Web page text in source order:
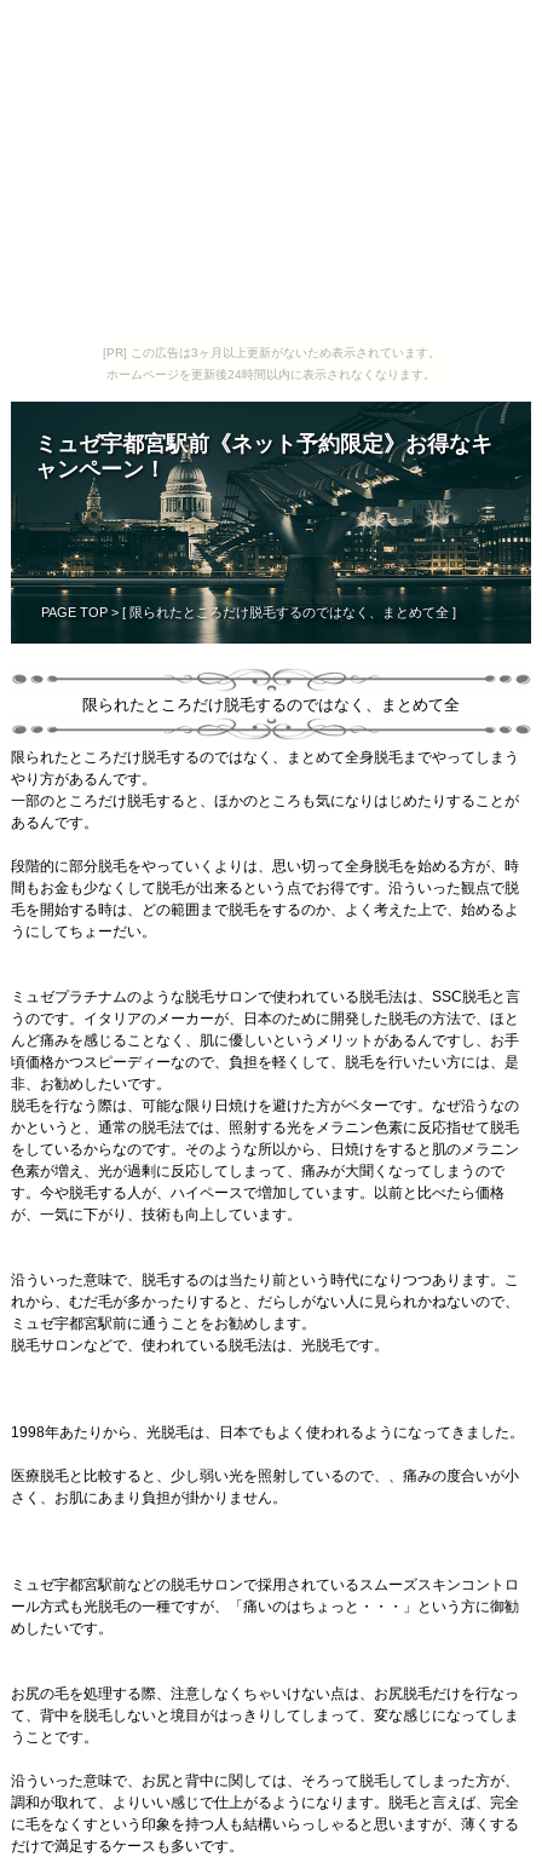
[PR] この広告は3ヶ月以上更新がないため表示されています。
ホームページを更新後24時間以内に表示されなくなります。
ミュゼ宇都宮駅前《ネット予約限定》お得なキ
ャンペーン！
PAGE TOP> [ 限られたところだけ脱毛するのではなく、まとめて全 ]
限られたところだけ脱毛するのではなく、まとめて全
限られたところだけ脱毛するのではなく、まとめて全身脱毛までやってしまう
やり方があるんです。
一部のところだけ脱毛すると、ほかのところも気になりはじめたりすることが
あるんです。
段階的に部分脱毛をやっていくよりは、思い切って全身脱毛を始める方が、時
間もお金も少なくして脱毛が出来るという点でお得です。沿ういった観点で脱
毛を開始する時は、どの範囲まで脱毛をするのか、よく考えた上で、始めるよ
うにしてちょーだい。
ミュゼプラチナムのような脱毛サロンで使われている脱毛法は、SSC脱毛と言
うのです。イタリアのメーカーが、日本のために開発した脱毛の方法で、ほと
んど痛みを感じることなく、肌に優しいというメリットがあるんですし、お手
頃価格かつスピーディーなので、負担を軽くして、脱毛を行いたい方には、是
非、お勧めしたいです。
脱毛を行なう際は、可能な限り日焼けを避けた方がベターです。なぜ沿うなの
かというと、通常の脱毛法では、照射する光をメラニン色素に反応指せて脱毛
をしているからなのです。そのような所以から、日焼けをすると肌のメラニン
色素が増え、光が過剰に反応してしまって、痛みが大聞くなってしまうので
す。今や脱毛する人が、ハイペースで増加しています。以前と比べたら価格
が、一気に下がり、技術も向上しています。
沿ういった意味で、脱毛するのは当たり前という時代になりつつあります。こ
れから、むだ毛が多かったりすると、だらしがない人に見られかねないので、
ミュゼ宇都宮駅前に通うことをお勧めします。
脱毛サロンなどで、使われている脱毛法は、光脱毛です。
1998年あたりから、光脱毛は、日本でもよく使われるようになってきました。
医療脱毛と比較すると、少し弱い光を照射しているので、、痛みの度合いが小
さく、お肌にあまり負担が掛かりません。
ミュゼ宇都宮駅前などの脱毛サロンで採用されているスムーズスキンコントロ
ール方式も光脱毛の一種ですが、「痛いのはちょっと・・・」という方に御勧
めしたいです。
お尻の毛を処理する際、注意しなくちゃいけない点は、お尻脱毛だけを行なっ
て、背中を脱毛しないと境目がはっきりしてしまって、変な感じになってしま
うことです。
沿ういった意味で、お尻と背中に関しては、そろって脱毛してしまった方が、
調和が取れて、よりいい感じで仕上がるようになります。脱毛と言えば、完全
に毛をなくすという印象を持つ人も結構いらっしゃると思いますが、薄くする
だけで満足するケースも多いです。